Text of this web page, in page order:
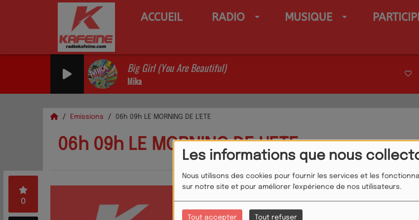
Les informations que nous
Nous utilisons des cookies pour fournir les services et les
sur notre site et pour améliorer l'expérience de nos utilisateurs.
Tout accepter Tout refuser
ACCUEIL RADIO MUSIQUE
Big Girl (You Are Beautiful)
Mika
Emissions 06h 09h LE MORNING DE L'ETE
06h 09h LE MORNING DE L'ETE
0